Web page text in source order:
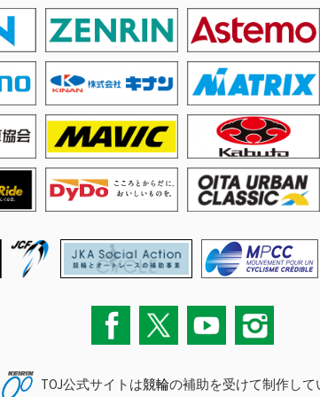
TOJ公式サイトは競輪の補助を受けて制作して